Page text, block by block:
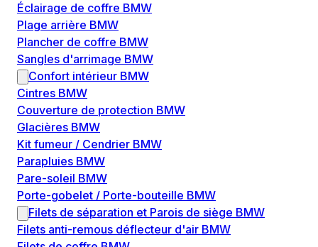
Éclairage de coffre BMW
Plage arrière BMW
Plancher de coffre BMW
Sangles d'arrimage BMW
Confort intérieur BMW
Cintres BMW
Couverture de protection BMW
Glacières BMW
Kit fumeur / Cendrier BMW
Parapluies BMW
Pare-soleil BMW
Porte-gobelet / Porte-bouteille BMW
Filets de séparation et Parois de siège BMW
Filets anti-remous déflecteur d'air BMW